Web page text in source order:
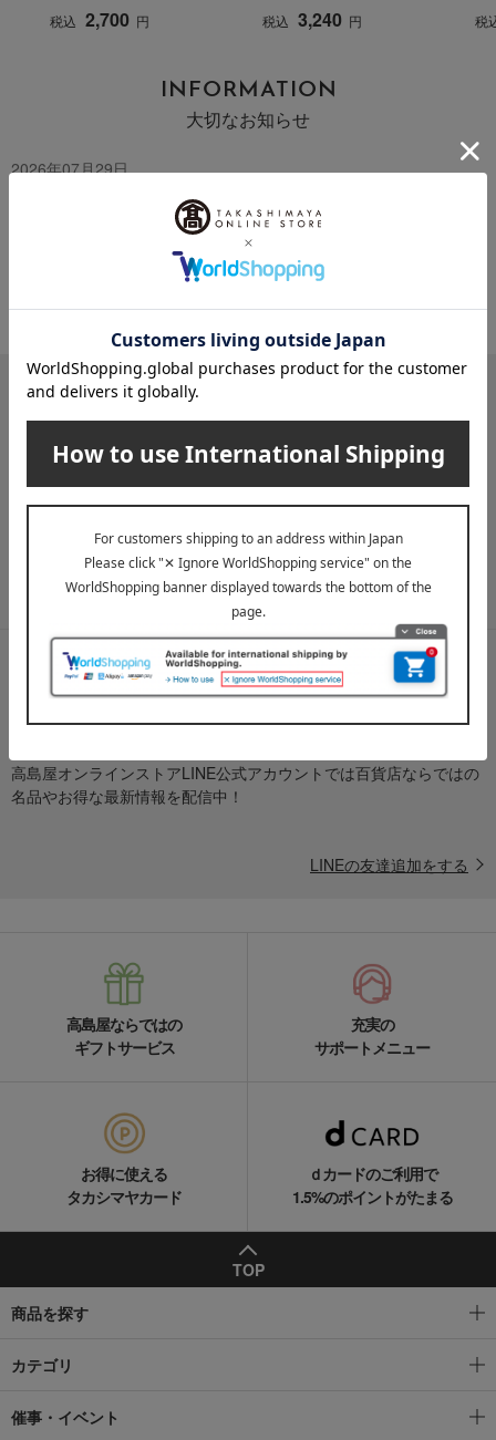
税込 2,700 円 税込 3,240 円 税
INFORMATION
大切なお知らせ
2026年07月29日
お届け遅延のお知らせ
メールマガジン
ど、「高島屋オンラインストア」のお得＆うれしい情報をお届けい
メールマガジンについて詳しく見る
LINE公式アカウント
高島屋オンラインストアLINE公式アカウントでは百貨店ならではの
名品やお得な最新情報を配信中！
LINEの友達追加をする
高島屋ならではの
ギフトサービス
充実の
サポートメニュー
お得に使える
タカシマヤカード
ｄカードのご利用で
1.5%のポイントがたまる
TOP
商品を探す
カテゴリ
催事・イベント